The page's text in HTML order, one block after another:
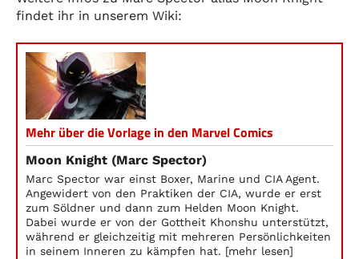
findet ihr in unserem Wiki:
Mehr über die Vorlage in den Marvel Comics
Moon Knight (Marc Spector)
Marc Spector war einst Boxer, Marine und CIA Agent.
Angewidert von den Praktiken der CIA, wurde er erst
zum Söldner und dann zum Helden Moon Knight.
Dabei wurde er von der Gottheit Khonshu unterstützt,
während er gleichzeitig mit mehreren Persönlichkeiten
in seinem Inneren zu kämpfen hat. [mehr lesen]